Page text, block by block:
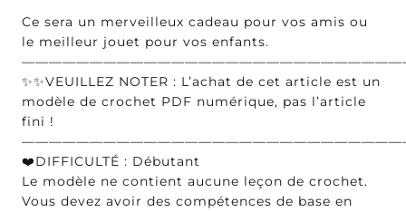
Ce sera un merveilleux cadeau pour vos amis ou
le meilleur jouet pour vos enfants.
✨✨VEUILLEZ NOTER : L’achat de cet article est un
modèle de crochet PDF numérique, pas l’article
fini !
❤️DIFFICULTÉ : Débutant
Le modèle ne contient aucune leçon de crochet.
Vous devez avoir des compétences de base en